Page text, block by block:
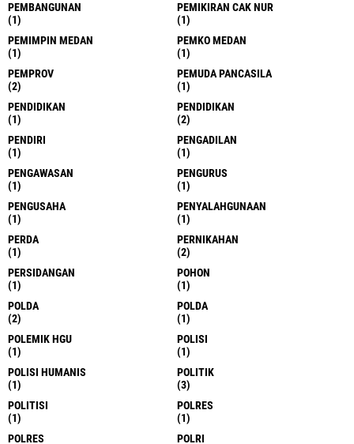
PEMBANGUNAN
(1)
PEMIKIRAN CAK NUR
(1)
PEMIMPIN MEDAN
(1)
PEMKO MEDAN
(1)
PEMPROV
(2)
PEMUDA PANCASILA
(1)
PENDIDIKAN
(1)
PENDIDIKAN
(2)
PENDIRI
(1)
PENGADILAN
(1)
PENGAWASAN
(1)
PENGURUS
(1)
PENGUSAHA
(1)
PENYALAHGUNAAN
(1)
PERDA
(1)
PERNIKAHAN
(2)
PERSIDANGAN
(1)
POHON
(1)
POLDA
(2)
POLDA
(1)
POLEMIK HGU
(1)
POLISI
(1)
POLISI HUMANIS
(1)
POLITIK
(3)
POLITISI
(1)
POLRES
(1)
POLRES
POLRI